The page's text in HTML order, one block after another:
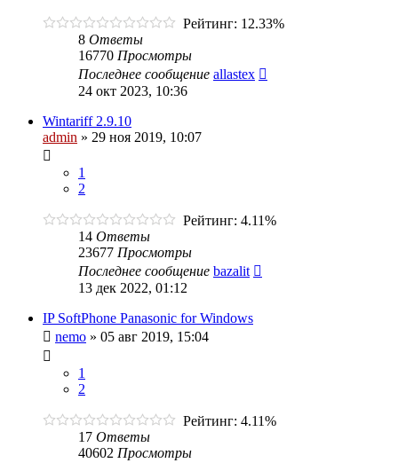
Рейтинг: 12.33%
8 Ответы
16770 Просмотры
Последнее сообщение allastex
24 окт 2023, 10:36
Wintariff 2.9.10
admin » 29 ноя 2019, 10:07
1
2
Рейтинг: 4.11%
14 Ответы
23677 Просмотры
Последнее сообщение bazalit
13 дек 2022, 01:12
IP SoftPhone Panasonic for Windows
nemo » 05 авг 2019, 15:04
1
2
Рейтинг: 4.11%
17 Ответы
40602 Просмотры